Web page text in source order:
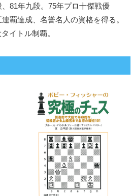
81年九段。75年プロ十傑戦優
覇達成、名誉名人の資格を得る。
イトル制覇。